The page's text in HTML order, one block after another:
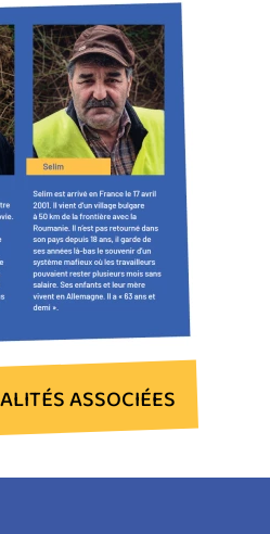
ASSOCIÉES